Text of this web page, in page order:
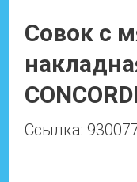
Совок с
Ссылка: